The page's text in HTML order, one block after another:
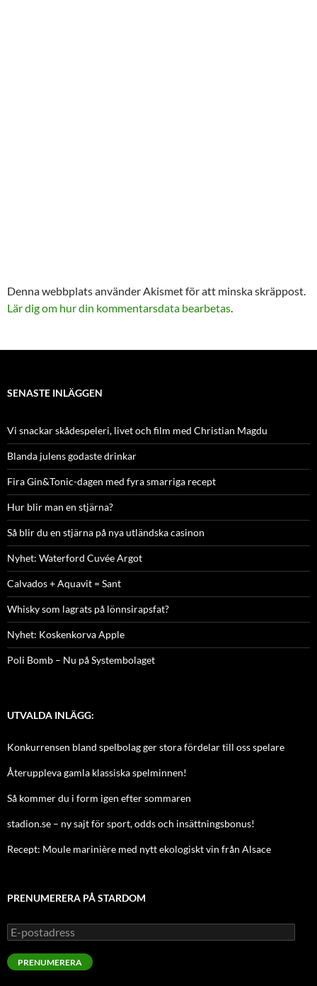
Denna webbplats använder Akismet för att minska skräppost.
Lär dig om hur din kommentarsdata bearbetas
SENASTE INLÄGGEN
Vi snackar skådespeleri, livet och film med Christian Magdu
Blanda julens godaste drinkar
Fira Gin&Tonic-dagen med fyra smarriga recept
Hur blir man en stjärna?
Så blir du en stjärna på nya utländska casinon
Nyhet: Waterford Cuvée Argot
Calvados + Aquavit = Sant
Whisky som lagrats på lönnsirapsfat?
Nyhet: Koskenkorva Apple
Poli Bomb – Nu på Systembolaget
UTVALDA INLÄGG:
Konkurrensen bland spelbolag ger stora fördelar till oss spelare
Återuppleva gamla klassiska spelminnen!
Så kommer du i form igen efter sommaren
stadion.se – ny sajt för sport, odds och insättningsbonus!
Recept: Moule marinière med nytt ekologiskt vin från Alsace
PRENUMERERA PÅ STARDOM
E-
postadress
PRENUMERERA